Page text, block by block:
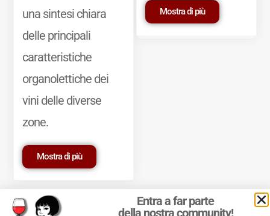
una sintesi chiara
delle principali
caratteristiche
organolettiche dei
vini delle diverse
zone.
Mostra di più
Mostra di più
Entra a far parte
della nostra community!